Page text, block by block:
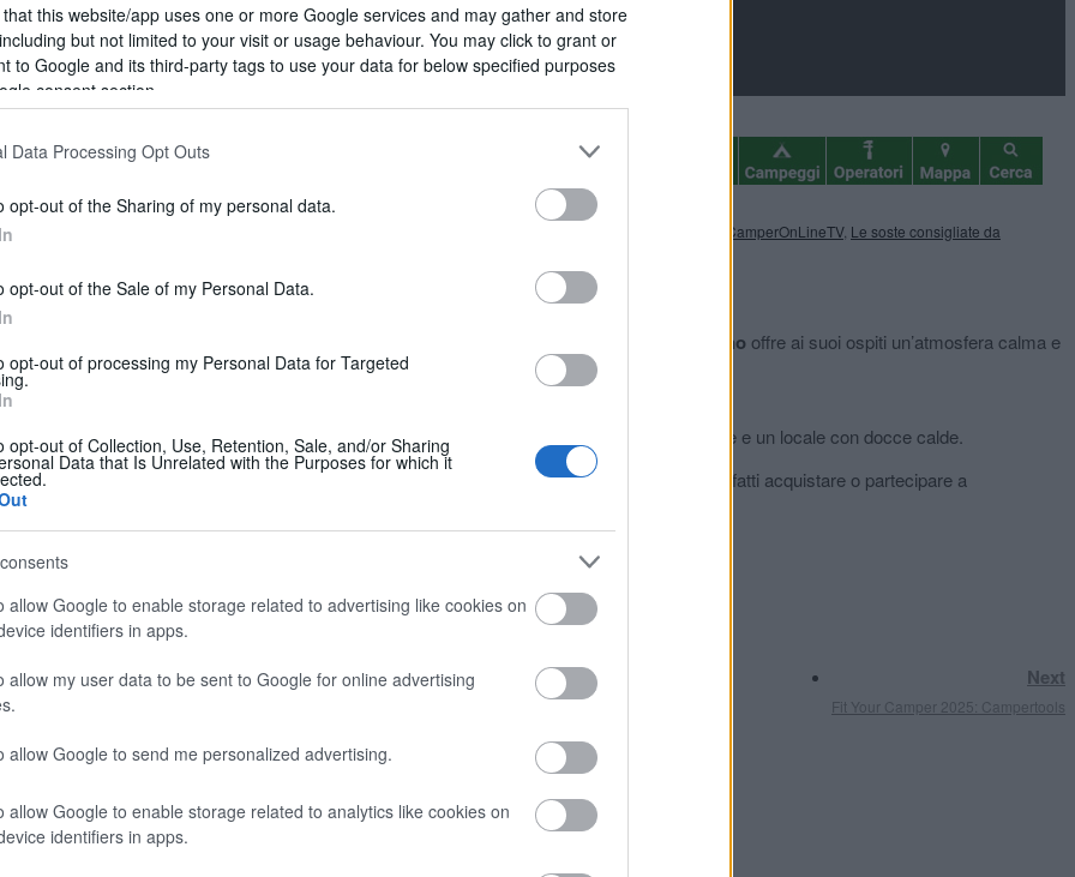
this website/app uses one or more Google services and may gather and store
but not limited to your visit or usage behaviour. You may click to grant or
to Google and its third-party tags to use your data for below specified purposes
consent section.
Data Processing Opt Outs
opt-out of the Sharing of my personal data.
opt-out of the Sale of my Personal Data.
opt-out of processing my Personal Data for Targeted
opt-out of Collection, Use, Retention, Sale, and/or Sharing
Data that Is Unrelated with the Purposes for which it
allow Google to enable storage related to advertising like cookies on
identifiers in apps.
allow my user data to be sent to Google for online advertising
allow Google to send me personalized advertising.
allow Google to enable storage related to analytics like cookies on
identifiers in apps.
CamperOnLineTV, Le soste consigliate da
a Barga (LU)
La Cantina del Vino offre ai suoi ospiti un’atmosfera calma e
e staccare la spina.
una trentina di posti dedicati alla sosta, su fondo erboso.
elettrica, un comodo camper service per le operazioni di carico e scarico, l’illuminazione e un locale con docce calde.
un’opportunità per immergersi nella cultura enogastronomica della regione. È possibile infatti acquistare o partecipare a
unici della Garfagnana.
Next
Fit Your Camper 2025: Campertools